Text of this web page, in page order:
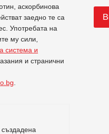
аскорбинова
заедно те са
Употребата на
му сили,
система и
и странични
създадена